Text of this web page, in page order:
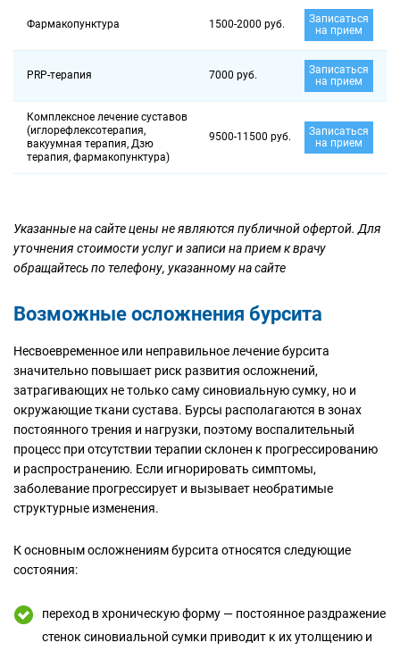
Фармакопунктура 1500-2000 руб.
Записаться
на прием
PRP-терапия 7000 руб.
Записаться
на прием
Комплексное лечение суставов
(иглорефлексотерапия,
вакуумная терапия, Дзю
терапия, фармакопунктура)
9500-11500 руб.
Записаться
на прием
Указанные на сайте цены не являются публичной офертой. Для
уточнения стоимости услуг и записи на прием к врачу
обращайтесь по телефону, указанному на сайте
Возможные осложнения бурсита
Несвоевременное или неправильное лечение бурсита
значительно повышает риск развития осложнений,
затрагивающих не только саму синовиальную сумку, но и
окружающие ткани сустава. Бурсы располагаются в зонах
постоянного трения и нагрузки, поэтому воспалительный
процесс при отсутствии терапии склонен к прогрессированию
и распространению. Если игнорировать симптомы,
заболевание прогрессирует и вызывает необратимые
структурные изменения.
К основным осложнениям бурсита относятся следующие
состояния:
переход в хроническую форму — постоянное раздражение
стенок синовиальной сумки приводит к их утолщению и